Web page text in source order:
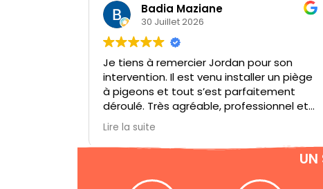
Cindy Bayart
29 Juillet 2026
Personne très respectueux rapide et
efficace je recommande 🙂
UN